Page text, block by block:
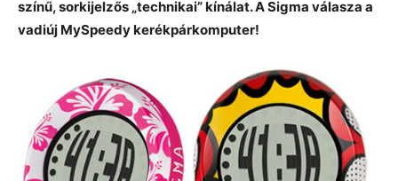
színű, sorkijelzős „technikai” kínálat. A Sigma válasza a
vadiúj MySpeedy kerékpárkomputer!